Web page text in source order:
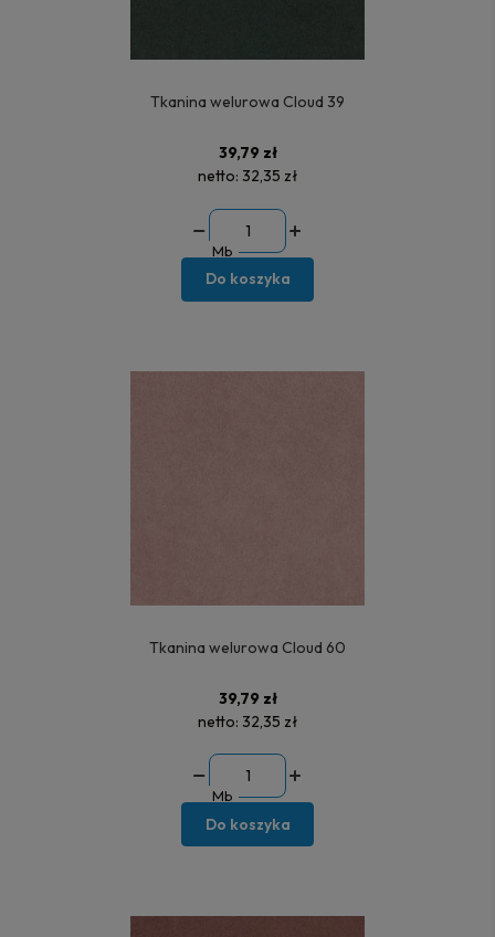
Tkanina welurowa Cloud 39
39,79 zł
netto: 32,35 zł
Mb
Do koszyka
Tkanina welurowa Cloud 60
39,79 zł
netto: 32,35 zł
Mb
Do koszyka